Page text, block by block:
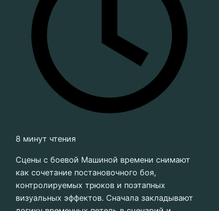
8 минут чтения
Сцены с боевой Машиной времени снимают
как сочетание постановочного боя,
контролируемых трюков и поэтапных
визуальных эффектов. Сначала закладывают